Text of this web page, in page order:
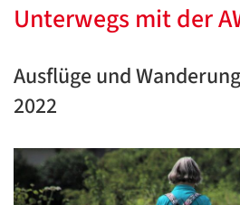
Unterwegs mit der
Ausflüge und
2022